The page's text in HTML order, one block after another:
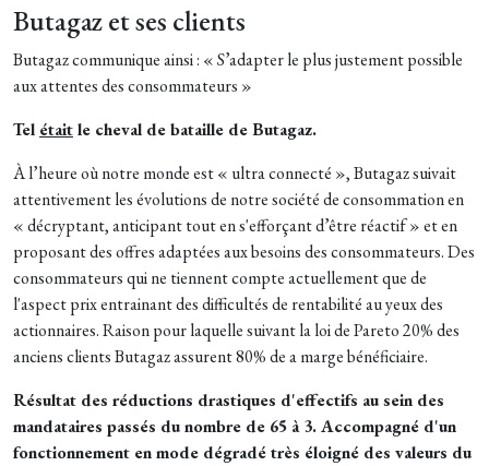
Butagaz et ses clients
Butagaz communique ainsi : « S’adapter le plus justement possible
aux attentes des consommateurs »
Tel étaitle cheval de bataille de Butagaz.
À l’heure où notre monde est « ultra connecté », Butagaz suivait
attentivement les évolutions de notre société de consommation en
« décryptant, anticipant tout en s'efforçant d’être réactif » et en
proposant des offres adaptées aux besoins des consommateurs. Des
consommateurs qui ne tiennent compte actuellement que de
l'aspect prix entrainant des difficultés de rentabilité au yeux des
actionnaires. Raison pour laquelle suivant la loi de Pareto 20% des
anciens clients Butagaz assurent 80% de a marge bénéficiaire.
Résultat des réductions drastiques d'effectifs au sein des
mandataires passés du nombre de 65 à 3. Accompagné d'un
fonctionnement en mode dégradé très éloigné des valeurs du